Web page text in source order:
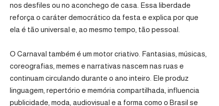
nos desfiles ou no aconchego de casa. Essa liberdade
reforça o caráter democrático da festa e explica por que
ela é tão universal e, ao mesmo tempo, tão pessoal.
O Carnaval também é um motor criativo. Fantasias, músicas,
coreografias, memes e narrativas nascem nas ruas e
continuam circulando durante o ano inteiro. Ele produz
linguagem, repertório e memória compartilhada, influencia
publicidade, moda, audiovisual e a forma como o Brasil se